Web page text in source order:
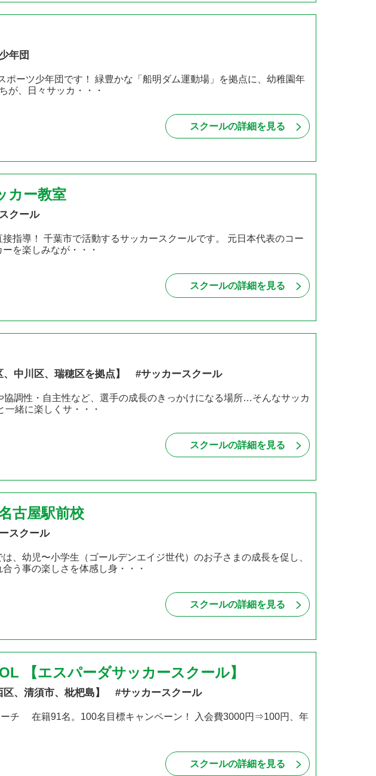
年団
ポーツ少年団です！ 緑豊かな「船明ダム運動場」を拠点に、幼稚園年
が、日々サッカ・・・
スクールの詳細を見る
カー教室
クール
指導！ 千葉市で活動するサッカースクールです。 元日本代表のコー
を楽しみなが・・・
スクールの詳細を見る
、中川区、瑞穂区を拠点】 #サッカースクール
調性・自主性など、選手の成長のきっかけになる場所…そんなサッカ
緒に楽しくサ・・・
スクールの詳細を見る
古屋駅前校
スクール
、幼児〜小学生（ゴールデンエイジ世代）のお子さまの成長を促し、
う事の楽しさを体感し身・・・
スクールの詳細を見る
【エスパーダサッカースクール】
区、清須市、枇杷島】 #サッカースクール
ーチ 在籍91名。100名目標キャンペーン！ 入会費3000円⇒100円、年
スクールの詳細を見る